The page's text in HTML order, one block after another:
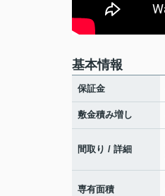
基本情報
保証金
敷金積み増し
間取り / 詳細
専有面積